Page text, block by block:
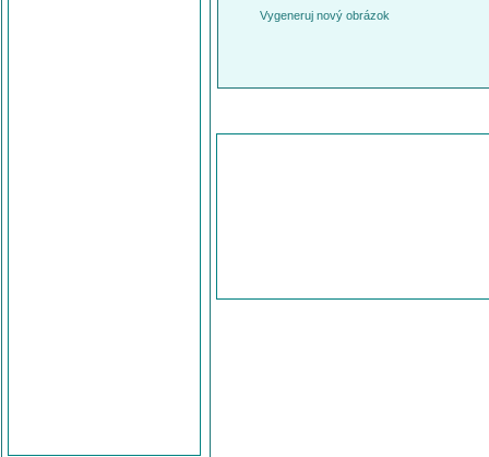
Vygeneruj nový obrázok